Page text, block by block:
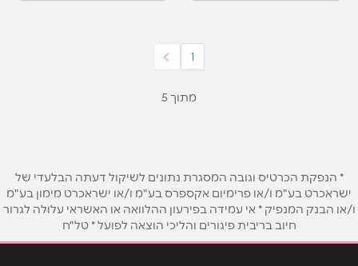
1
מתוך 5
* הנפקת הכרטיס וגובה המסגרת נתונים לשיקול דעתה הבלעדי של
ישראכרט בע"מ ו/או פרימיום אקספרס בע"מ ו/או ישראכרט מימון בע"מ
ו/או הבנק המנפיק * אי עמידה בפירעון ההלוואה או האשראי עלולה לגרור
חיוב בריבית פיגורים והליכי הוצאה לפועל * טל"ח